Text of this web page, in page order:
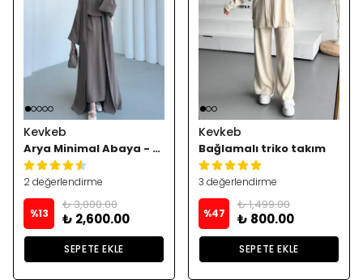
Kevkeb
Arya Minimal Abaya - Vizon
2 değerlendirme
%13
₺ 3,000.00
₺ 2,600.00
SEPETE EKLE
Kevkeb
Bağlamalı triko takım
3 değerlendirme
%47
₺ 1,499.00
₺ 800.00
SEPETE EKLE